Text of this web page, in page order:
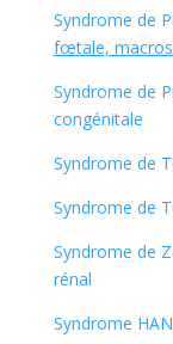
Syndrome de
fœtale,
Syndrome de
congénitale
Syndrome de
Syndrome de
Syndrome de
rénal
Syndrome